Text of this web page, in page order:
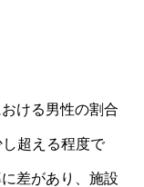
ける男性の割合
超える程度で
差があり、施設